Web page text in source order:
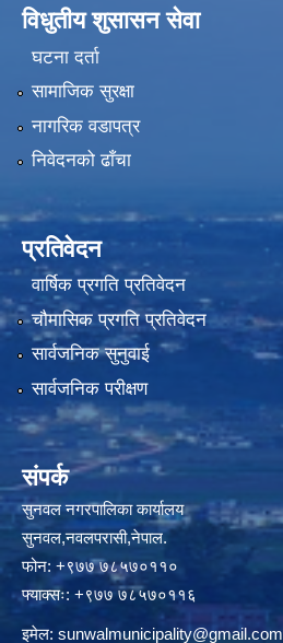
विधुतीय शुसासन सेवा
घटना दर्ता
सामाजिक सुरक्षा
नागरिक वडापत्र
निवेदनको ढाँचा
प्रतिवेदन
वार्षिक प्रगति प्रतिवेदन
चौमासिक प्रगति प्रतिवेदन
सार्वजनिक सुनुवाई
सार्वजनिक परीक्षण
संपर्क
सुनवल नगरपालिका कार्यालय
सुनवल,नवलपरासी,नेपाल.
फोन: +९७७ ७८५७०११०
फ्याक्सः: +९७७ ७८५७०११६
इमेल: sunwalmunicipality@gmail.com